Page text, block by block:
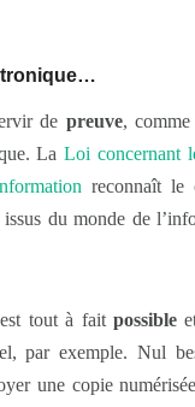
de preuve,
LaLoi concernant
reconnaît le
issus du monde de
tout à fait possible
par exemple. Nul
une copie